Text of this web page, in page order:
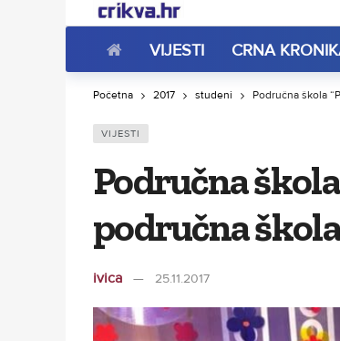
VIJESTI CRNA
Početna 2017 studeni Područna škola
VIJESTI
Područna
područna
ivica 25.11.2017